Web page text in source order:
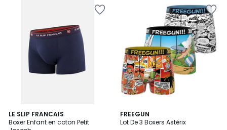
LE SLIP FRANCAIS
Boxer Enfant en coton Petit
16
Couleurs
FREEGUN
Lot De 3 Boxers Astérix